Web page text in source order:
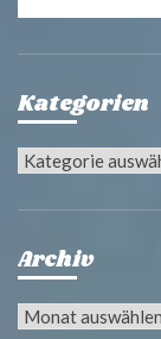
Kategorien
Kategorien
Archiv
Archiv